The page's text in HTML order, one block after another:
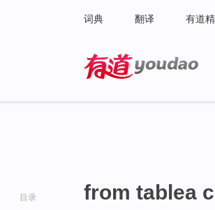
词典 翻译 有道
目录 from tablea